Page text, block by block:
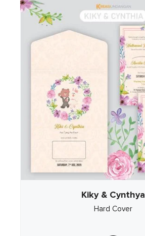
Kiky & Cynthya
Hard Cover